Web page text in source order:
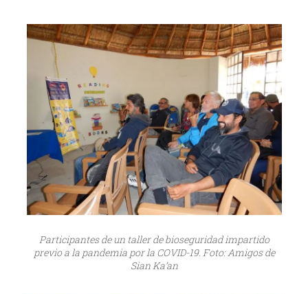
Participantes de un taller de bioseguridad impartido
previo a la pandemia por la COVID-19. Foto: Amigos de
Sian Ka’an